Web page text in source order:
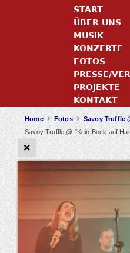
Home Fotos
Savoy Truffle
Savoy Truffle @ "Kein Bock auf
START
ÜBER UNS
MUSIK
KONZERTE
FOTOS
PRESSE/
PROJEKTE
KONTAKT